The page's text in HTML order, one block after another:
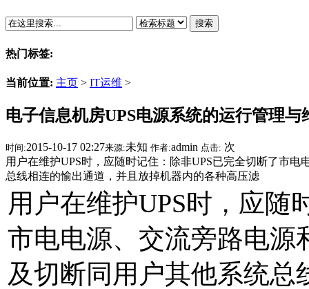
搜索
热门标签:
当前位置: 主页 > IT运维 >
电子信息机房UPS电源系统的运行管理与
时间:2015-10-17 02:27来源:未知 作者:admin 点击: 次
用户在维护UPS时，应随时记住：除非UPS已完全切断了市
总线相连的愉出通道，并且放掉机器内的各种高压滤
用户在维护UPS时，应随
市电电源、交流旁路电源
及切断同用户其他系统